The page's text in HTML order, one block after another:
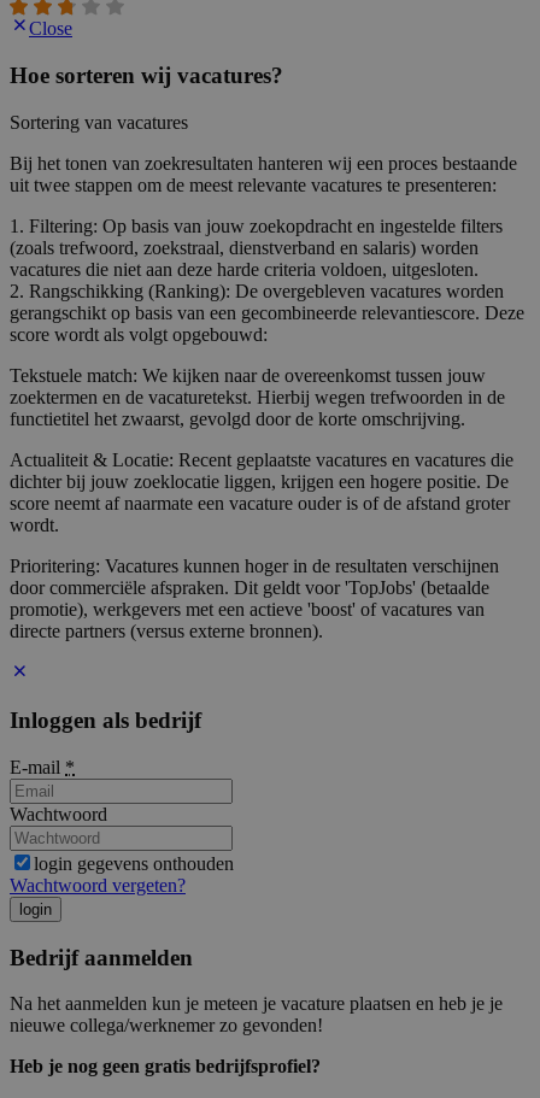
Close
Hoe sorteren wij vacatures?
Sortering van vacatures
Bij het tonen van zoekresultaten hanteren wij een proces bestaande
uit twee stappen om de meest relevante vacatures te presenteren:
1. Filtering: Op basis van jouw zoekopdracht en ingestelde filters
(zoals trefwoord, zoekstraal, dienstverband en salaris) worden
vacatures die niet aan deze harde criteria voldoen, uitgesloten.
2. Rangschikking (Ranking): De overgebleven vacatures worden
gerangschikt op basis van een gecombineerde relevantiescore. Deze
score wordt als volgt opgebouwd:
Tekstuele match: We kijken naar de overeenkomst tussen jouw
zoektermen en de vacaturetekst. Hierbij wegen trefwoorden in de
functietitel het zwaarst, gevolgd door de korte omschrijving.
Actualiteit & Locatie: Recent geplaatste vacatures en vacatures die
dichter bij jouw zoeklocatie liggen, krijgen een hogere positie. De
score neemt af naarmate een vacature ouder is of de afstand groter
wordt.
Prioritering: Vacatures kunnen hoger in de resultaten verschijnen
door commerciële afspraken. Dit geldt voor 'TopJobs' (betaalde
promotie), werkgevers met een actieve 'boost' of vacatures van
directe partners (versus externe bronnen).
Inloggen als bedrijf
E-mail *
Wachtwoord
login gegevens onthouden
Wachtwoord vergeten?
login
Bedrijf aanmelden
Na het aanmelden kun je meteen je vacature plaatsen en heb je je
nieuwe collega/werknemer zo gevonden!
Heb je nog geen gratis bedrijfsprofiel?